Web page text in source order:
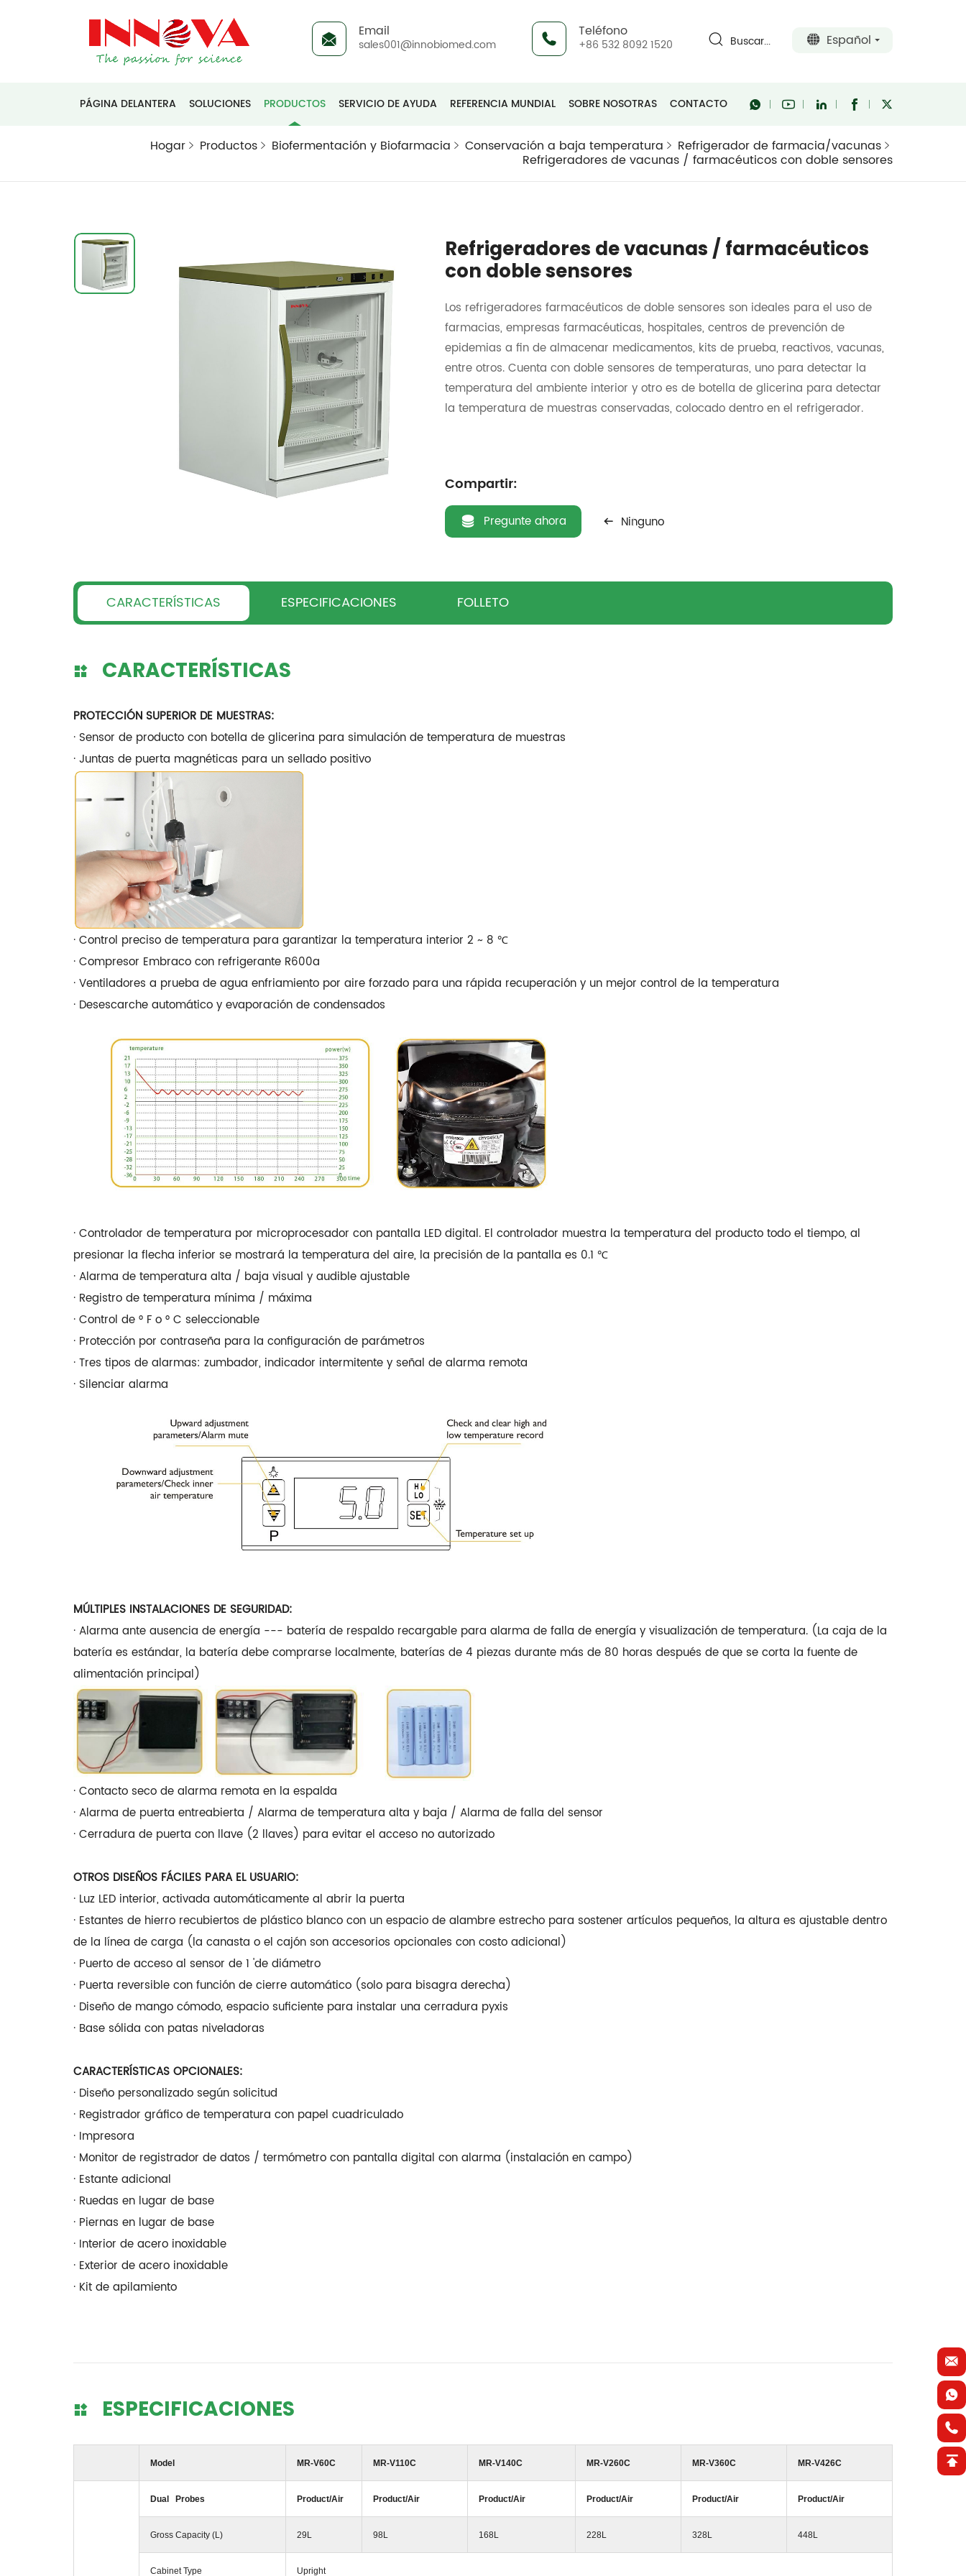
Español
Buscar...
Email
sales001@innobiomed.com
Teléfono
+86 532 8092 1520
PÁGINA DELANTERA SOLUCIONES PRODUCTOS SERVICIO DE AYUDA REFERENCIA MUNDIAL SOBRE NOSOTRAS CONTACTO
Hogar Productos Biofermentación y Biofarmacia Conservación a baja temperatura
Refrigerador de farmacia/vacunas
Refrigeradores de vacunas / farmacéuticos con doble sensores
Refrigeradores de vacunas / farmacéuticos
con doble sensores
Los refrigeradores farmacéuticos de doble sensores son ideales para el uso de
farmacias, empresas farmacéuticas, hospitales, centros de prevención de
epidemias a fin de almacenar medicamentos, kits de prueba, reactivos, vacunas,
entre otros. Cuenta con doble sensores de temperaturas, uno para detectar la
temperatura del ambiente interior y otro es de botella de glicerina para detectar
la temperatura de muestras conservadas, colocado dentro en el refrigerador.
Compartir:
Pregunte ahora Ninguno
CARACTERÍSTICAS ESPECIFICACIONES FOLLETO
CARACTERÍSTICAS
PROTECCIÓN SUPERIOR DE MUESTRAS:
· Sensor de producto con botella de glicerina para simulación de temperatura de muestras
· Juntas de puerta magnéticas para un sellado positivo
· Control preciso de temperatura para garantizar la temperatura interior 2 ~ 8 ℃
· Compresor Embraco con refrigerante R600a
· Ventiladores a prueba de agua enfriamiento por aire forzado para una rápida recuperación y un mejor control de la temperatura
· Desescarche automático y evaporación de condensados
· Controlador de temperatura por microprocesador con pantalla LED digital. El controlador muestra la temperatura del producto todo el tiempo, al
presionar la flecha inferior se mostrará la temperatura del aire, la precisión de la pantalla es 0.1 ℃
· Alarma de temperatura alta / baja visual y audible ajustable
· Registro de temperatura mínima / máxima
· Control de ° F o ° C seleccionable
· Protección por contraseña para la configuración de parámetros
· Tres tipos de alarmas: zumbador, indicador intermitente y señal de alarma remota
· Silenciar alarma
MÚLTIPLES INSTALACIONES DE SEGURIDAD:
· Alarma ante ausencia de energía --- batería de respaldo recargable para alarma de falla de energía y visualización de temperatura. (La caja de la
batería es estándar, la batería debe comprarse localmente, baterías de 4 piezas durante más de 80 horas después de que se corta la fuente de
alimentación principal)
· Contacto seco de alarma remota en la espalda
· Alarma de puerta entreabierta / Alarma de temperatura alta y baja / Alarma de falla del sensor
· Cerradura de puerta con llave (2 llaves) para evitar el acceso no autorizado
OTROS DISEÑOS FÁCILES PARA EL USUARIO:
· Luz LED interior, activada automáticamente al abrir la puerta
· Estantes de hierro recubiertos de plástico blanco con un espacio de alambre estrecho para sostener artículos pequeños, la altura es ajustable dentro
de la línea de carga (la canasta o el cajón son accesorios opcionales con costo adicional)
· Puerto de acceso al sensor de 1 'de diámetro
· Puerta reversible con función de cierre automático (solo para bisagra derecha)
· Diseño de mango cómodo, espacio suficiente para instalar una cerradura pyxis
· Base sólida con patas niveladoras
CARACTERÍSTICAS OPCIONALES:
· Diseño personalizado según solicitud
· Registrador gráfico de temperatura con papel cuadriculado
· Impresora
· Monitor de registrador de datos / termómetro con pantalla digital con alarma (instalación en campo)
· Estante adicional
· Ruedas en lugar de base
· Piernas en lugar de base
· Interior de acero inoxidable
· Exterior de acero inoxidable
· Kit de apilamiento
ESPECIFICACIONES
Model MR-V60C MR-V110C MR-V140C MR-V260C MR-V360C MR-V426C
Dual Probes Product/Air Product/Air Product/Air Product/Air Product/Air Product/Air
Gross Capacity (L) 29L 98L 168L 228L 328L 448L
Cabinet Type Upright